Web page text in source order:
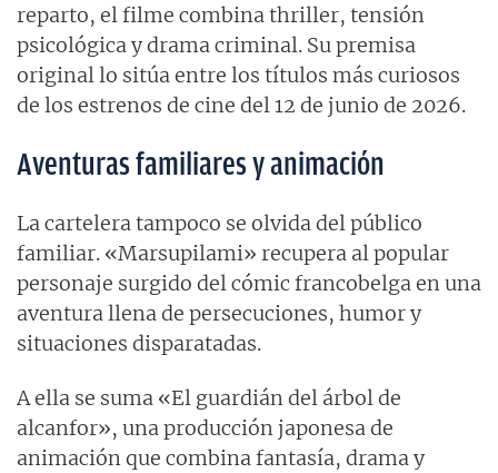
reparto, el filme combina thriller, tensión
psicológica y drama criminal. Su premisa
original lo sitúa entre los títulos más curiosos
de los estrenos de cine del 12 de junio de 2026.
Aventuras familiares y animación
La cartelera tampoco se olvida del público
familiar. «Marsupilami» recupera al popular
personaje surgido del cómic francobelga en una
aventura llena de persecuciones, humor y
situaciones disparatadas.
A ella se suma «El guardián del árbol de
alcanfor», una producción japonesa de
animación que combina fantasía, drama y